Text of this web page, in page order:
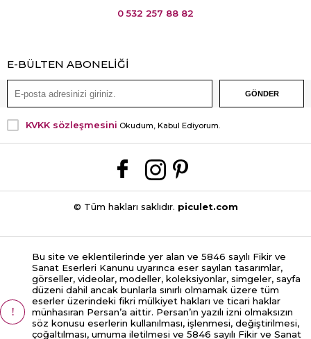
0 532 257 88 82
E-BÜLTEN ABONELİĞİ
KVKK sözleşmesini Okudum, Kabul Ediyorum.
© Tüm hakları saklıdır. piculet.com
Bu site ve eklentilerinde yer alan ve 5846 sayılı Fikir ve
Sanat Eserleri Kanunu uyarınca eser sayılan tasarımlar,
görseller, videolar, modeller, koleksiyonlar, simgeler, sayfa
düzeni dahil ancak bunlarla sınırlı olmamak üzere tüm
eserler üzerindeki fikri mülkiyet hakları ve ticari haklar
münhasıran Persan’a aittir. Persan’ın yazılı izni olmaksızın
söz konusu eserlerin kullanılması, işlenmesi, değiştirilmesi,
çoğaltılması, umuma iletilmesi ve 5846 sayılı Fikir ve Sanat